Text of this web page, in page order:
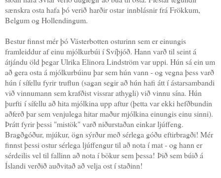
sænskra osta hafa þó verið harðir ostar innblásnir frá Frökkum,
Belgum og Hollendingum.
Bestur finnst mér þó Västerbotten osturinn sem er einungis
framleiddur af einu mjólkurbúi í Svíþjóð. Hann varð til seint á
átjándu öld þegar Ulrika Elinora Lindström var uppi. Hún sá ein um
að gera osta á mjólkurbúinu þar sem hún vann - og vegna þess varð
hún í sífellu fyrir truflun (sagan segir að hún hafi átt í ástarsambandi
við vinnumann sem krafðist vissrar athygli) við vinnu sína. Hún
þurfti í sífellu að hita mjólkina upp aftur (þetta var ekki hefðbundin
aðferð þar sem venjulega hitar maður mjólkina einungis einu sinni).
Þrátt fyrir þessi "mistök" varð niðurstaðan einkar ljúffeng.
Bragðgóður, mjúkur, ögn sýrður með sérlega góðu eftirbragði! Mér
finnst þessi ostur sérlega ljúffengur til að nota í mat - og hann er
sérdeilis vel til fallinn að nota í bökur sem þessa! Þið sem búið á
Íslandi verðið auðvitað að velja ost í staðinn!